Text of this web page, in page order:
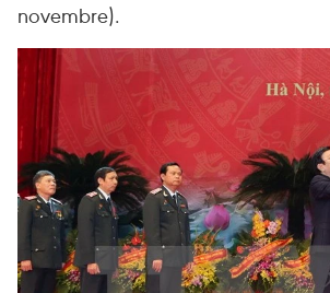
novembre).